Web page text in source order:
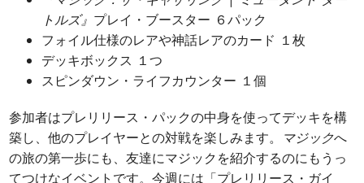
トルズ』 プレイ・ブースター ６パック
フォイル仕様のレアや神話レアのカード １枚
デッキボックス １つ
スピンダウン・ライフカウンター １個
参加者はプレリリース・パックの中身を使ってデッキを構
築し、他のプレイヤーとの対戦を楽しみます。
マジックへ
の旅の第一歩にも、友達にマジックを紹介するのにもうっ
てつけなイベントです。今週には「プレリリース・ガイ